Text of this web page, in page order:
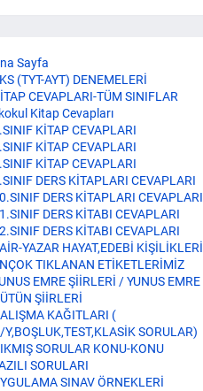
Sayfa
(TYT-AYT) DENEMELERİ
CEVAPLARI-TÜM SINIFLAR
Kitap Cevapları
KİTAP CEVAPLARI
KİTAP CEVAPLARI
KİTAP CEVAPLARI
DERS KİTAPLARI CEVAPLARI
DERS KİTAPLARI CEVAPLARI
DERS KİTABI CEVAPLARI
DERS KİTABI CEVAPLARI
YAZAR HAYAT,EDEBİ KİŞİLİKLERİ
TIKLANAN ETİKETLERİMİZ
EMRE ŞİİRLERİ / YUNUS EMRE
ŞİİRLERİ
KAĞITLARI (
Y,BOŞLUK,TEST,KLASİK SORULAR)
SORULAR KONU-KONU
SORULARI
SINAV ÖRNEKLERİ